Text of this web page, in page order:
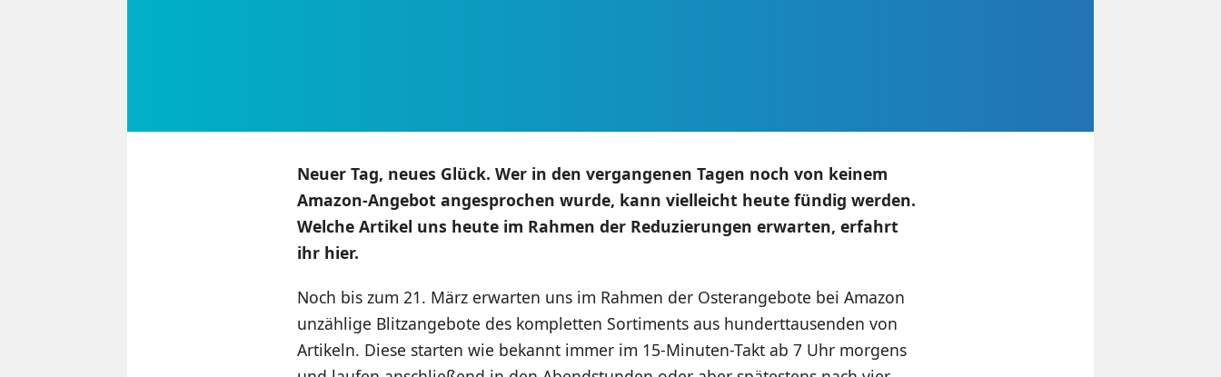
Neuer Tag, neues Glück. Wer in den vergangenen Tagen noch von keinem
Amazon-Angebot angesprochen wurde, kann vielleicht heute fündig werden.
Welche Artikel uns heute im Rahmen der Reduzierungen erwarten, erfahrt
ihr hier.
Noch bis zum 21. März erwarten uns im Rahmen der Osterangebote bei Amazon
unzählige Blitzangebote des kompletten Sortiments aus hunderttausenden von
Artikeln. Diese starten wie bekannt immer im 15-Minuten-Takt ab 7 Uhr morgens